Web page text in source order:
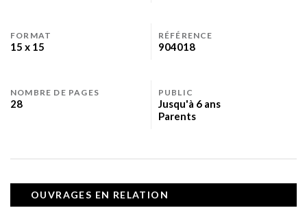
FORMAT
15 x 15
RÉFÉRENCE
904018
NOMBRE DE PAGES
28
PUBLIC
Jusqu'à 6 ans
Parents
OUVRAGES EN RELATION